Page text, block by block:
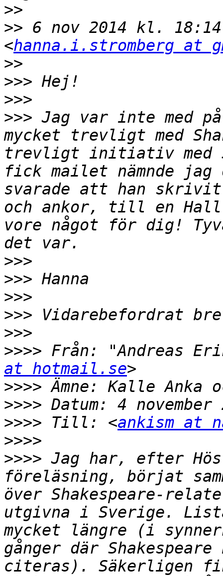
>>
>> 6 nov 2014 kl. 18:14
<hanna.i.stromberg at
>>
>>>
>>>
>>> Jag var inte med
mycket trevligt med
trevligt initiativ med
fick mailet nämnde jag
svarade att han skrivit
och ankor, till en Hall
vore något för dig!
>>>
>>>
>>>
>>>
>>>
>>>> Från: "Andreas
at hotmail.se
>>>>
>>>>
>>>> Till: <ankism at
>>>>
>>>> Jag har, efter
föreläsning, börjat
över Shakespeare-
utgivna i Sverige.
mycket längre (i
gånger där
citeras). Säkerligen